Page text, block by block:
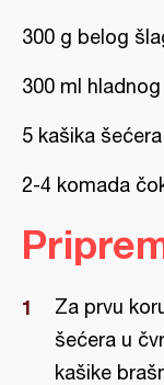
300 g belog
300 ml
5 kašika šećera
2-4 komada
Za prvu
šećera u
kašike